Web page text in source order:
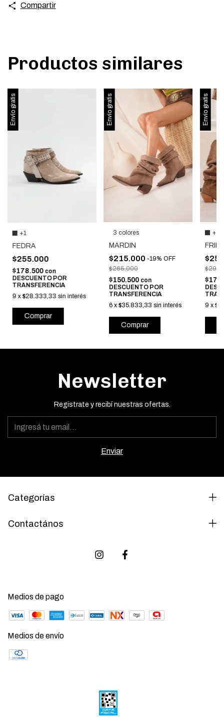
Compartir
Productos similares
Envío gratis
+1
FEDRA
$255.000
$178.500 con
DESCUENTO POR
TRANSFERENCIA
9 x$28.333,33 sin interés
Comprar
Envío gratis
3 colores
MARDIN
$215.000 -19% OFF
$265.000
$150.500 con
DESCUENTO POR
TRANSFERENCIA
6 x $35.833,33 sin interés
Comprar
Envío gratis
+2
9 x
Newsletter
Registrate y recibí nuestras ofertas.
Categorías
Contactános
Medios de pago
Medios de envío